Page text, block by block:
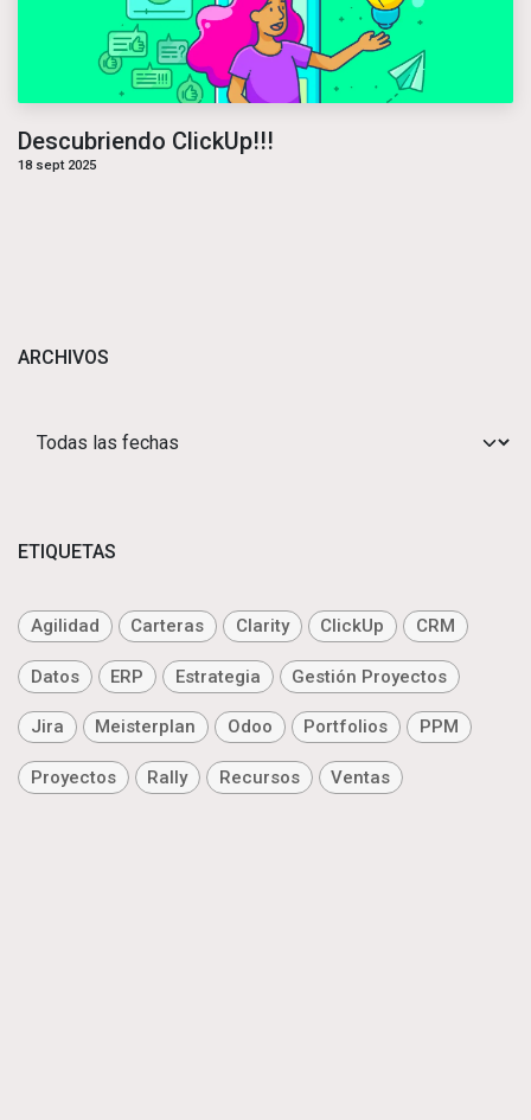
Descubriendo ClickUp!!!
18 sept 2025
ARCHIVOS
ETIQUETAS
Agilidad Carteras Clarity ClickUp CRM
Datos ERP Estrategia Gestión Proyectos
Jira Meisterplan Odoo Portfolios PPM
Proyectos Rally Recursos Ventas